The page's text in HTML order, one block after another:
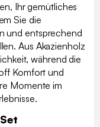
Ihr gemütliches
Sie die
und entsprechend
Aus Akazienholz
während die
Komfort und
Momente im